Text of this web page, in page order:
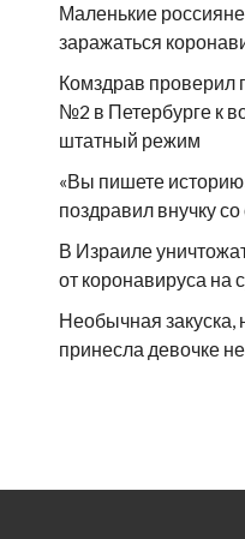
Маленькие
заражаться
Комздрав проверил
№2 в Петербурге к
штатный режим
«Вы пишете
поздравил внучку
В Израиле
от коронавируса на
Необычная закуска,
принесла девочке